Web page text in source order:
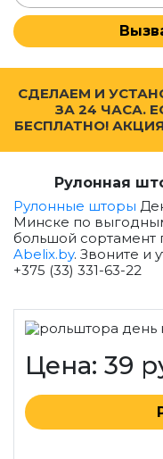
СДЕЛАЕМ И
ЗА 24 ЧАСА.
БЕСПЛАТНО!
Рулонная
Рулонные шторы
Минске по
большой сортамент
Abelix.by. Звоните и
+375 (33) 331-63-22
Цена: 39